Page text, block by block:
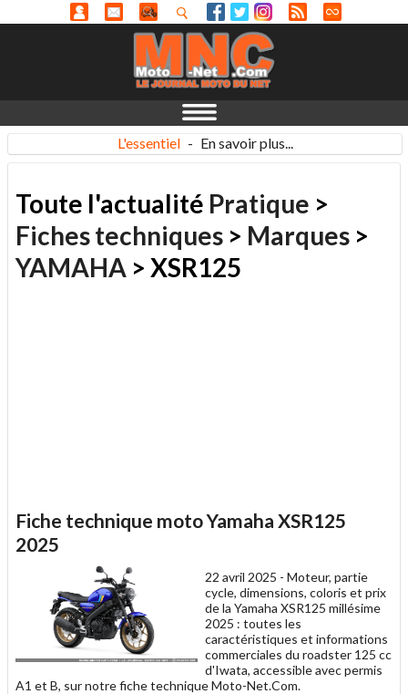
L'essentiel - En savoir plus...
Toute l'actualité Pratique >
Fiches techniques > Marques >
YAMAHA > XSR125
Fiche technique moto Yamaha XSR125
2025
22 avril 2025 - Moteur, partie
cycle, dimensions, coloris et prix
de la Yamaha XSR125 millésime
2025 : toutes les
caractéristiques et informations
commerciales du roadster 125 cc
d'Iwata, accessible avec permis
A1 et B, sur notre fiche technique Moto-Net.Com.